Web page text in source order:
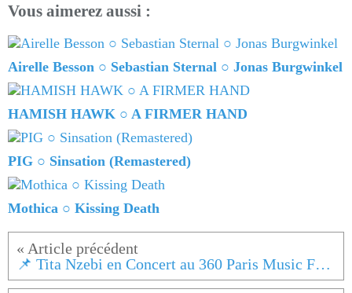
Vous aimerez aussi :
Airelle Besson ○ Sebastian Sternal ○ Jonas Burgwinkel
HAMISH HAWK ○ A FIRMER HAND
PIG ○ Sinsation (Remastered)
Mothica ○ Kissing Death
📌 Tita Nzebi en Concert au 360 Paris Music Factory